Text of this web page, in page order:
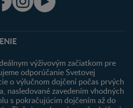
Výhody členstva
Môj účet
Registrácia
Newsletter
Prihlásenie
výživovým začiatkom pre
odporúčanie Svetovej
o výlučnom dojčení počas prvých
nasledované zavedením vhodných
s pokračujúcim dojčením až do